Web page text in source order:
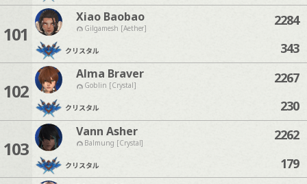
101
Xiao Baobao
Gilgamesh [Aether]
クリスタル
2284
343
102
Alma Braver
Goblin [Crystal]
クリスタル
2267
230
103
Vann Asher
Balmung [Crystal]
クリスタル
2262
179